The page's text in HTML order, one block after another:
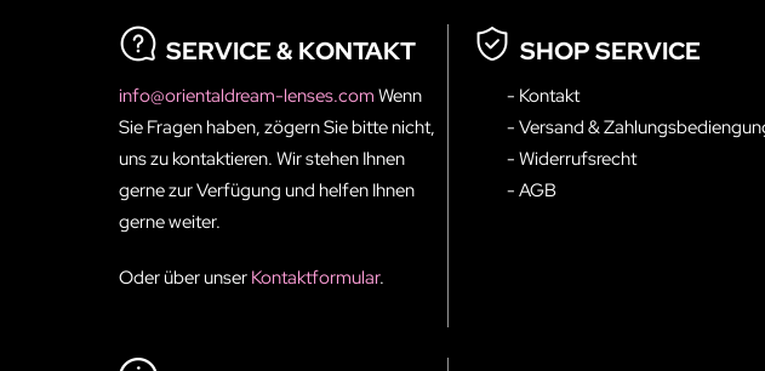
SERVICE & KONTAKT
info@orientaldream-lenses.comWenn
Sie Fragen haben, zögern Sie bitte nicht,
uns zu kontaktieren. Wir stehen Ihnen
gerne zur Verfügung und helfen Ihnen
gerne weiter.
Oder über unserKontaktformular.
SHOP SERVICE
- Kontakt
- Versand &
- Widerrufsrecht
- AGB